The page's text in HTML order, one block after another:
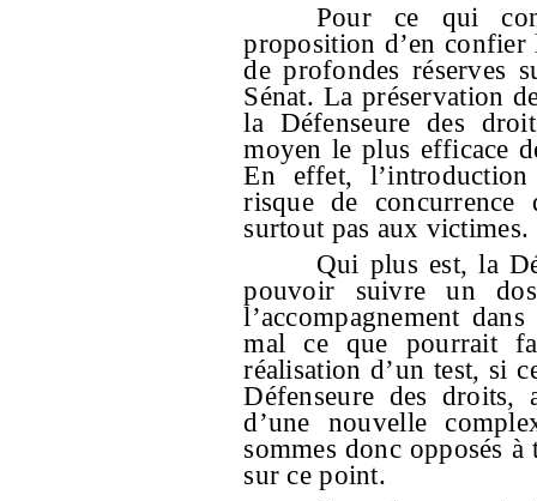
Pour ce qui
proposition d’en confier
de profondes réserves
Sénat. La préservation
la Défenseure des
moyen le plus efficace
En effet,
risque de
surtout pas aux victimes.
Qui plus est, la
pouvoir suivre un
l’accompagnement
mal ce que pourrait
réalisation d’un test, si
Défenseure des
d’une nouvelle
sommes donc opposés
sur ce point.